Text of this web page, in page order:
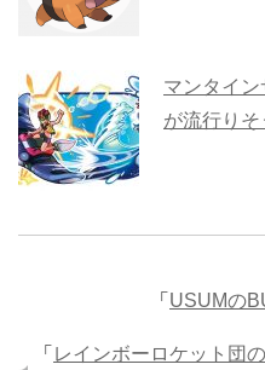
マンタイ
が流行り
「 USUMの
「 レインボーロケット団